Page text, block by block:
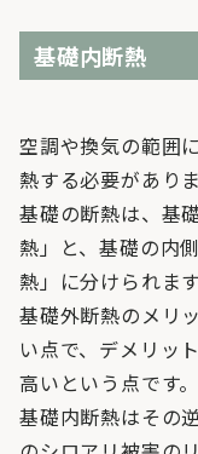
基礎内断熱
空調や換気の範囲
熱する必要がありま
基礎の断熱は、基
熱」と、基礎の内
熱」に分けられます
基礎外断熱のメリ
い点で、デメリッ
高いという点です。
基礎内断熱はその